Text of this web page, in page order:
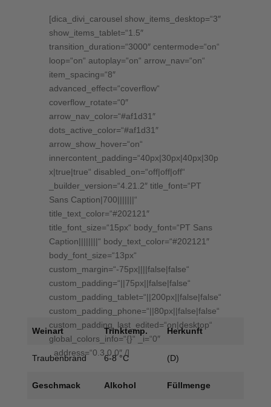
Menge
[dica_divi_carousel show_items_desktop=“3″
show_items_tablet=“1.5″
transition_duration=“3000″ centermode=“on“
loop=“on“ autoplay=“on“ arrow_nav=“on“
item_spacing=“8″
advanced_effect=“coverflow“
coverflow_rotate=“0″
arrow_nav_color=“#af1d31″
dots_active_color=“#af1d31″
arrow_show_hover=“on“
innercontent_padding=“40px|30px|40px|30p
x|true|true“ disabled_on=“off|off|off“
_builder_version=“4.21.2″ title_font=“PT
Sans Caption|700|||||||“
title_text_color=“#202121″
title_font_size=“15px“ body_font=“PT Sans
Caption||||||||“ body_text_color=“#202121″
body_font_size=“13px“
custom_margin=“-75px||||false|false“
custom_padding=“||75px||false|false“
custom_padding_tablet=“||200px||false|false“
custom_padding_phone=“||80px||false|false“
custom_padding_last_edited=“on|desktop“
global_colors_info=“{}“ _i=“0″
_address=“0.3.0.0″ /]
Weinart Trinktemp. Herkunft
Traubenbrand 6-8 °C (D)
Geschmack Alkohol Füllmenge